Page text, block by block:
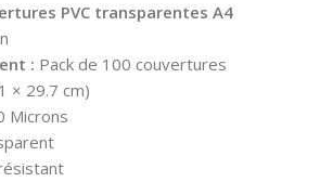
PVC transparentes A4
: Pack de 100 couvertures
× 29.7 cm)
Microns